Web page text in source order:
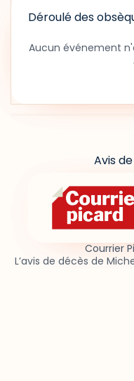
Déroulé des
Aucun événement
Avis
Courrier
L’avis de décès de